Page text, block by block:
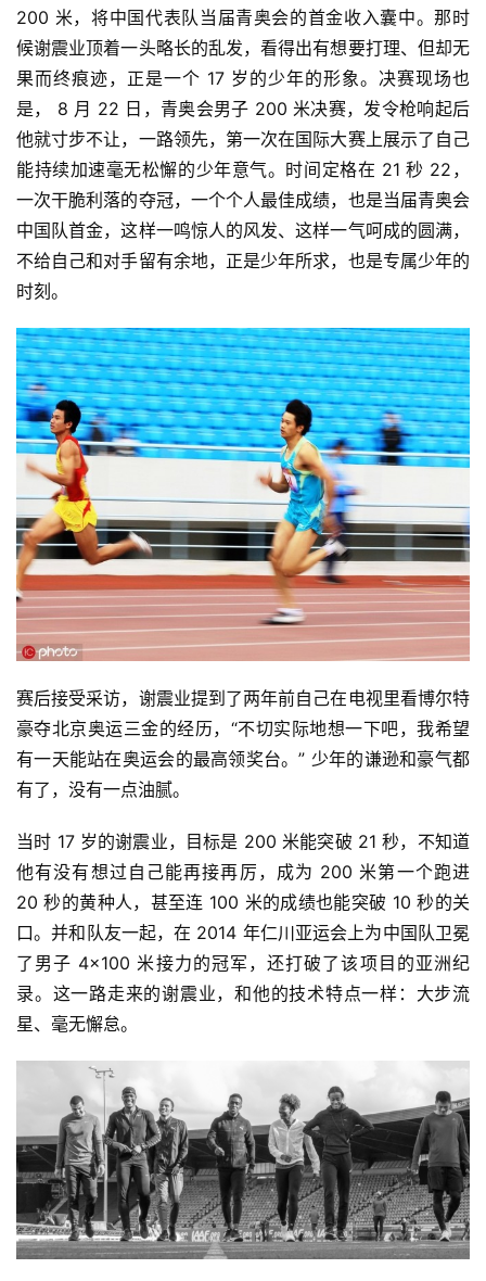
200 米，将中国代表队当届青奥会的首金收入囊中。那时
候谢震业顶着一头略长的乱发，看得出有想要打理、但却无
果而终痕迹，正是一个 17 岁的少年的形象。决赛现场也
是， 8 月 22 日，青奥会男子 200 米决赛，发令枪响起后
他就寸步不让，一路领先，第一次在国际大赛上展示了自己
能持续加速毫无松懈的少年意气。时间定格在 21 秒 22，
一次干脆利落的夺冠，一个个人最佳成绩，也是当届青奥会
中国队首金，这样一鸣惊人的风发、这样一气呵成的圆满，
不给自己和对手留有余地，正是少年所求，也是专属少年的
时刻。
赛后接受采访，谢震业提到了两年前自己在电视里看博尔特
豪夺北京奥运三金的经历，“不切实际地想一下吧，我希望
有一天能站在奥运会的最高领奖台。” 少年的谦逊和豪气都
有了，没有一点油腻。
当时 17 岁的谢震业，目标是 200 米能突破 21 秒，不知道
他有没有想过自己能再接再厉，成为 200 米第一个跑进
20 秒的黄种人，甚至连 100 米的成绩也能突破 10 秒的关
口。并和队友一起，在 2014 年仁川亚运会上为中国队卫冕
了男子 4×100 米接力的冠军，还打破了该项目的亚洲纪
录。这一路走来的谢震业，和他的技术特点一样：大步流
星、毫无懈怠。